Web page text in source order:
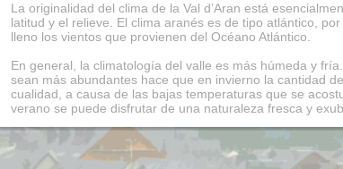
La originalidad del clima de la Val d’Aran está
latitud y el relieve. El clima aranés es de tipo atlántico,
lleno los vientos que provienen del Océano Atlántico.
En general, la climatología del valle es más húmeda y
sean más abundantes hace que en invierno la cantidad
cualidad, a causa de las bajas temperaturas que se
verano se puede disfrutar de una naturaleza fresca y